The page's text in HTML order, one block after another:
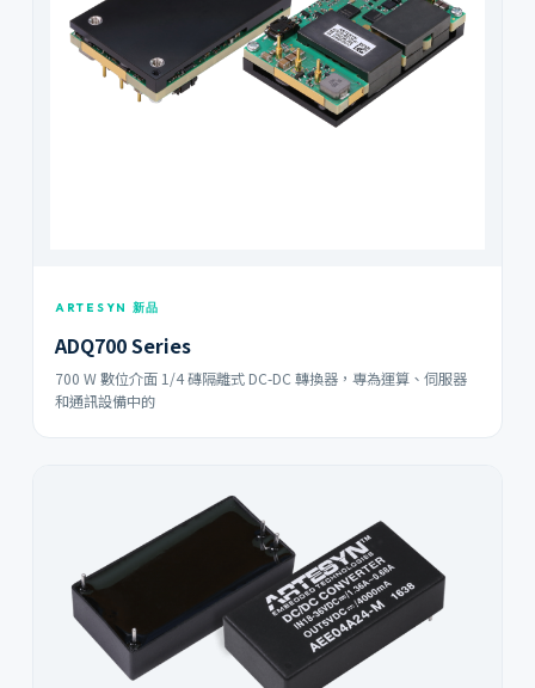
ARTESYN 新品
ADQ700 Series
700 W 數位介面 1/4 磚隔離式 DC-DC 轉換器，專為運算、伺服器
和通訊設備中的